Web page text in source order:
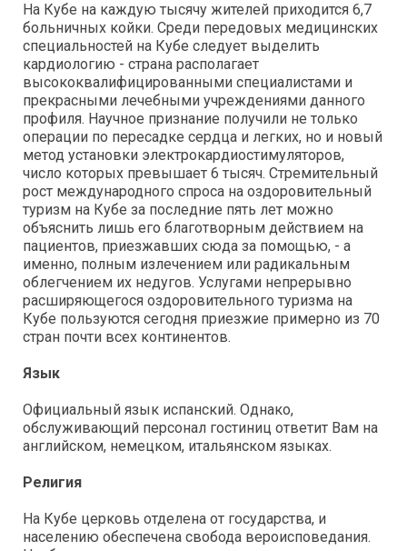
На Кубе на каждую тысячу жителей приходится 6,7
больничных койки. Среди передовых медицинских
специальностей на Кубе следует выделить
кардиологию - страна располагает
высококвалифицированными специалистами и
прекрасными лечебными учреждениями данного
профиля. Научное признание получили не только
операции по пересадке сердца и легких, но и новый
метод установки электрокардиостимуляторов,
число которых превышает 6 тысяч. Стремительный
рост международного спроса на оздоровительный
туризм на Кубе за последние пять лет можно
объяснить лишь его благотворным действием на
пациентов, приезжавших сюда за помощью, - а
именно, полным излечением или радикальным
облегчением их недугов. Услугами непрерывно
расширяющегося оздоровительного туризма на
Кубе пользуются сегодня приезжие примерно из 70
стран почти всех континентов.
Язык
Официальный язык испанский. Однако,
обслуживающий персонал гостиниц ответит Вам на
английском, немецком, итальянском языках.
Религия
На Кубе церковь отделена от государства, и
населению обеспечена свобода вероисповедания.